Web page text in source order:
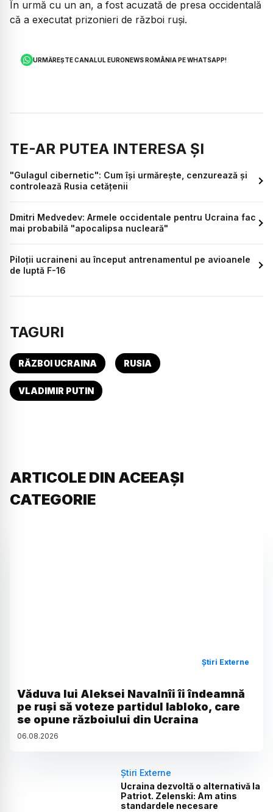
În urmă cu un an, a fost acuzată de presa occidentală
că a executat prizonieri de război ruşi.
URMĂREȘTE CANALUL EURONEWS ROMÂNIA PE WHATSAPP!
TE-AR PUTEA INTERESA ȘI
"Gulagul cibernetic": Cum își urmărește, cenzurează și
controlează Rusia cetățenii
Dmitri Medvedev: Armele occidentale pentru Ucraina fac
mai probabilă "apocalipsa nucleară"
Piloții ucraineni au început antrenamentul pe avioanele
de luptă F-16
TAGURI
RĂZBOI UCRAINA RUSIA
VLADIMIR PUTIN
ARTICOLE DIN ACEEAȘI
CATEGORIE
Știri Externe
Văduva lui Aleksei Navalnîi îi îndeamnă
pe ruși să voteze partidul Iabloko, care
se opune războiului din Ucraina
06.08.2026
Știri Externe
Ucraina dezvoltă o alternativă la
Patriot. Zelenski: Am atins
standardele necesare